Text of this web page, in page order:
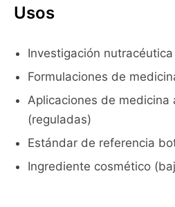
Usos
Investigación
Formulaciones de
Aplicaciones de medicina
(reguladas)
Estándar de referencia
Ingrediente cosmético